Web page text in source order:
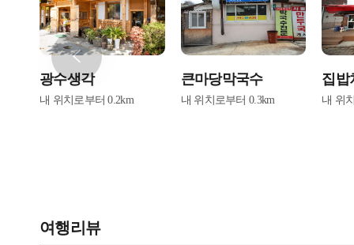
광수생각
내 위치로부터0.2km
큰마당막국수
내 위치로부터0.3km
집밥
내 위
여행리뷰